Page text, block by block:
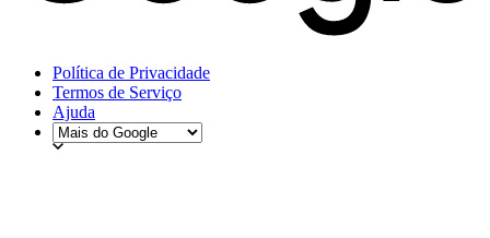
Política de Privacidade
Termos de Serviço
Ajuda